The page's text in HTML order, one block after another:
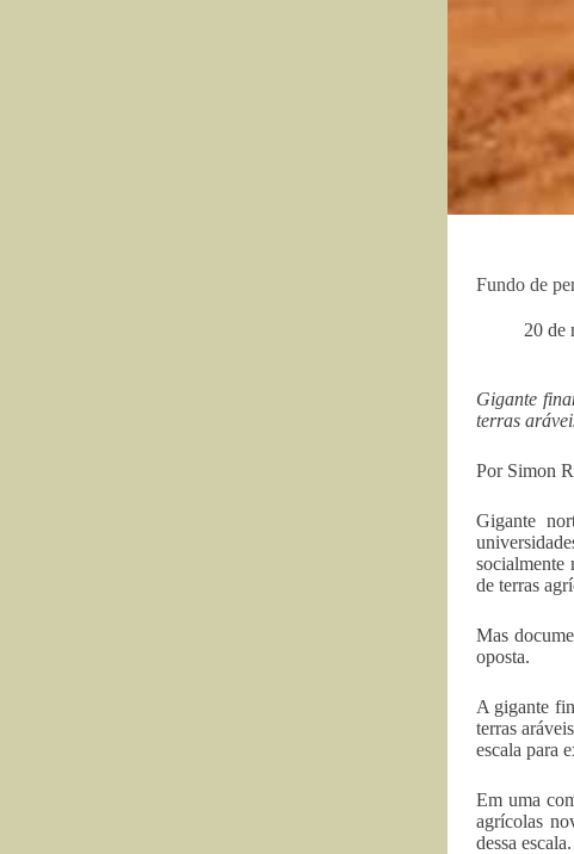
Fundo de
20 de
Gigante
terras
Por Simon
Gigante
socialmente
de terras
Mas
oposta.
A gigante
terras
escala para
Em uma
agrícolas
dessa escala.